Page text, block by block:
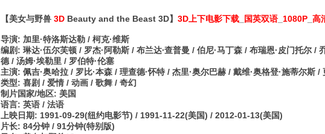
【美女与野兽 3D Beauty and the Beast 3D】 3D上下电影下载 国英双语_ 1080P 高
导演: 加里·特洛斯达勒 / 柯克·维斯
编剧: 琳达·伍尔芙顿 / 罗杰·阿勒斯 / 布兰达∙查普曼 / 伯尼·马丁森 / 布瑞恩·皮门托尔 /
德 / 汤姆·埃勒里 / 罗伯特·伦塞
主演: 佩吉·奥哈拉 / 罗比·本森 / 理查德·怀特 / 杰里·奥尔巴赫 / 戴维·奥格登·施蒂尔斯 /
类型: 喜剧 / 爱情 / 动画 / 歌舞 / 奇幻
制片国家/地区: 美国
语言: 英语 / 法语
上映日期: 1991-09-29(纽约电影节) / 1991-11-22(美国) / 2012-01-13(美国)
片长: 84分钟 / 91分钟(特别版)